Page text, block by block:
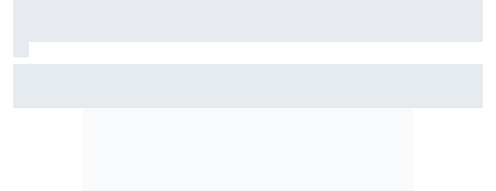
のポテンシャルを証明できた」